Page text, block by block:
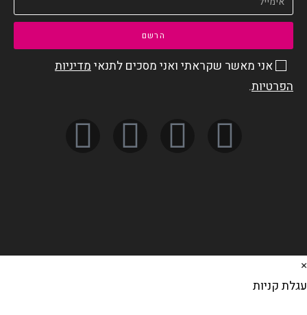
אני מאשר שקראתי ואני מסכים לתנאימדיניות
הפרטיות.
הרשם
קניות